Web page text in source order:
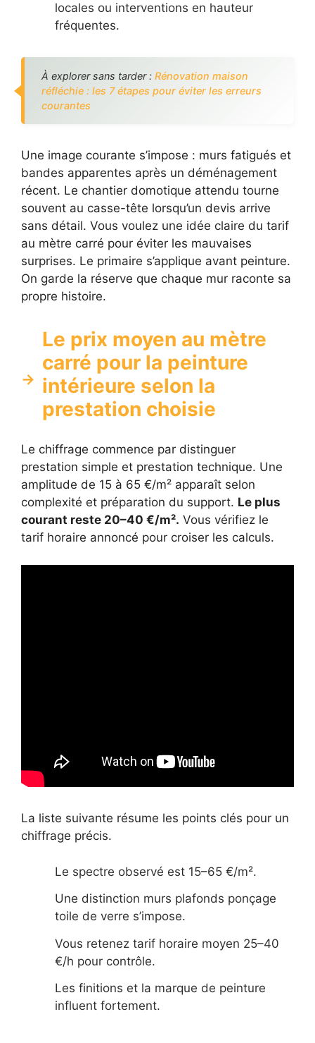
locales ou interventions en hauteur
fréquentes.
À explorer sans tarder : Rénovation maison
réfléchie : les 7 étapes pour éviter les erreurs
courantes
Une image courante s’impose : murs fatigués et
bandes apparentes après un déménagement
récent. Le chantier domotique attendu tourne
souvent au casse-tête lorsqu’un devis arrive
sans détail. Vous voulez une idée claire du tarif
au mètre carré pour éviter les mauvaises
surprises. Le primaire s’applique avant peinture.
On garde la réserve que chaque mur raconte sa
propre histoire.
Le prix moyen au mètre
carré pour la peinture
intérieure selon la
prestation choisie
Le chiffrage commence par distinguer
prestation simple et prestation technique. Une
amplitude de 15 à 65 €/m² apparaît selon
complexité et préparation du support. Le plus
courant reste 20–40 €/m². Vous vérifiez le
tarif horaire annoncé pour croiser les calculs.
La liste suivante résume les points clés pour un
chiffrage précis.
Le spectre observé est 15–65 €/m².
Une distinction murs plafonds ponçage
toile de verre s’impose.
Vous retenez tarif horaire moyen 25–40
€/h pour contrôle.
Les finitions et la marque de peinture
influent fortement.